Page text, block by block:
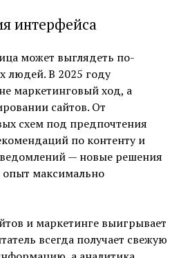
интерфейса
может выглядеть по-
людей. В 2025 году
маркетинговый ход, а
сайтов. От
схем под предпочтения
по контенту и
— новые решения
опыт максимально
и маркетинге выигрывает
всегда получает свежую